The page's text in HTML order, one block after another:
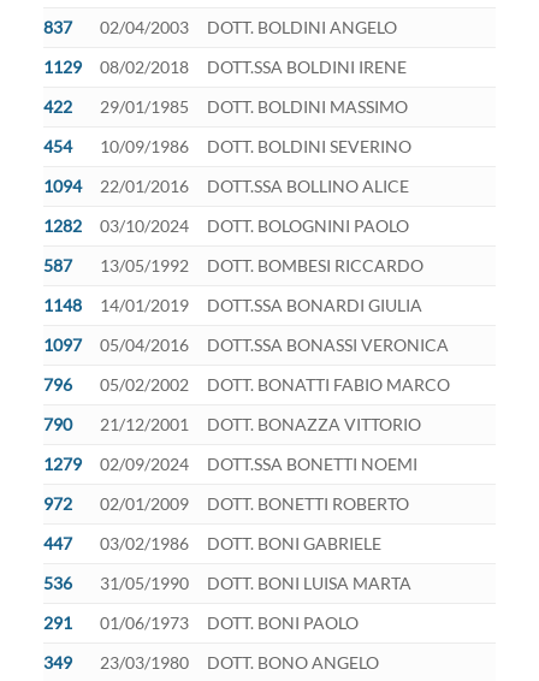
837
02/04/2003
DOTT. BOLDINI ANGELO
1129
08/02/2018
DOTT.SSA BOLDINI IRENE
422
29/01/1985
DOTT. BOLDINI MASSIMO
454
10/09/1986
DOTT. BOLDINI SEVERINO
1094
22/01/2016
DOTT.SSA BOLLINO ALICE
1282
03/10/2024
DOTT. BOLOGNINI PAOLO
587
13/05/1992
DOTT. BOMBESI RICCARDO
1148
14/01/2019
DOTT.SSA BONARDI GIULIA
1097
05/04/2016
DOTT.SSA BONASSI VERONICA
796
05/02/2002
DOTT. BONATTI FABIO MARCO
790
21/12/2001
DOTT. BONAZZA VITTORIO
1279
02/09/2024
DOTT.SSA BONETTI NOEMI
972
02/01/2009
DOTT. BONETTI ROBERTO
447
03/02/1986
DOTT. BONI GABRIELE
536
31/05/1990
DOTT. BONI LUISA MARTA
291
01/06/1973
DOTT. BONI PAOLO
349
23/03/1980
DOTT. BONO ANGELO